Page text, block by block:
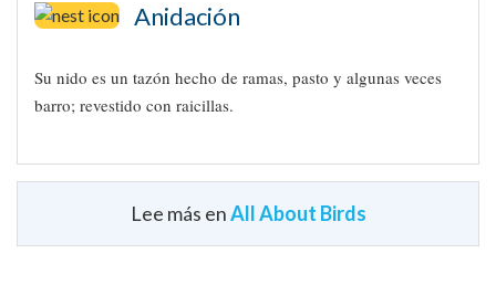
Anidación
Su nido es un tazón hecho de ramas, pasto y algunas veces
barro; revestido con raicillas.
Apariencia Sonidos Típicos
¿Sabías que…?
Lee más enAll About Birds